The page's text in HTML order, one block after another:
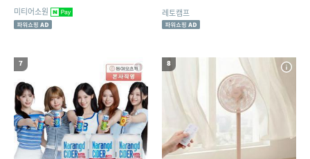
미티어소원 레토캠프
7 8